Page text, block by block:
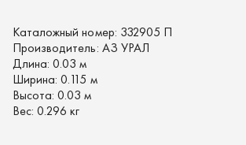
Каталожный номер: 332905 П
Производитель: АЗ УРАЛ
Длина: 0.03 м
Ширина: 0.115 м
Высота: 0.03 м
Вес: 0.296 кг